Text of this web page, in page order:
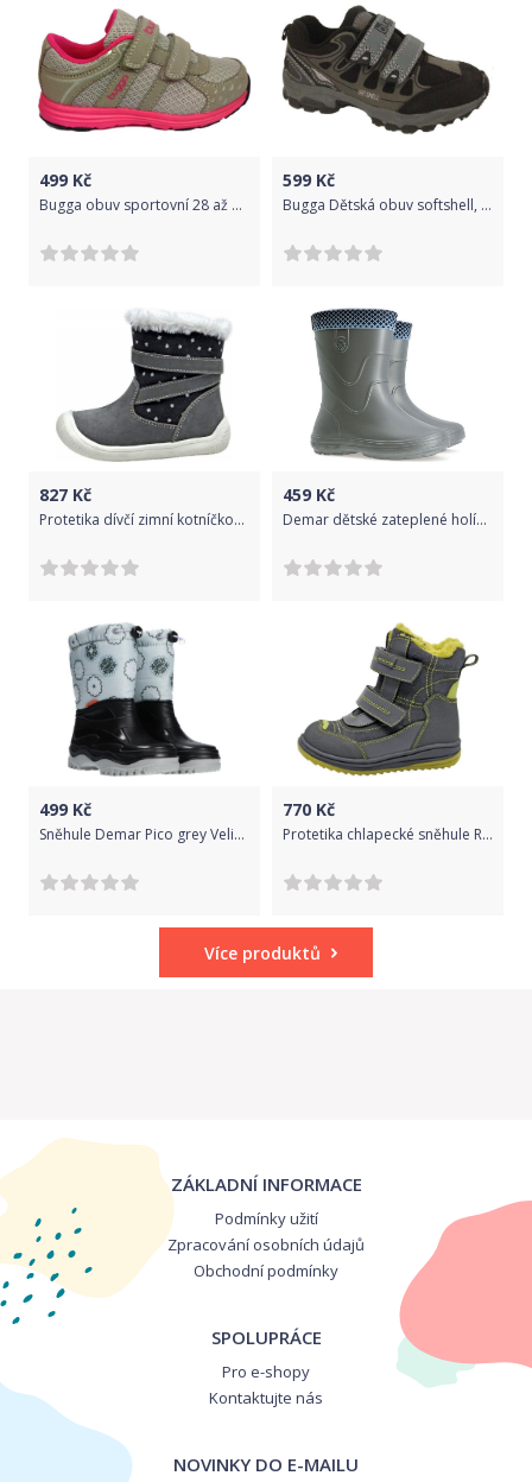
499 Kč
Bugga obuv sportovní 28 až 37, Bugga, B090, šedá - 36
599 Kč
Bugga Dětská obuv softshell, Bugga, B119, šedá - 35
827 Kč
Protetika dívčí zimní kotníčková barefoot obuv Lyda 19 šedá
459 Kč
Demar dětské zateplené holínky VIBES C 22/23 šedá
499 Kč
Sněhule Demar Pico grey Velikost: 24-25
770 Kč
Protetika chlapecké sněhule Roky 19 šedá
Více produktů
ZÁKLADNÍ INFORMACE
Podmínky užití
Zpracování osobních údajů
Obchodní podmínky
SPOLUPRÁCE
Pro e-shopy
Kontaktujte nás
NOVINKY DO E-MAILU